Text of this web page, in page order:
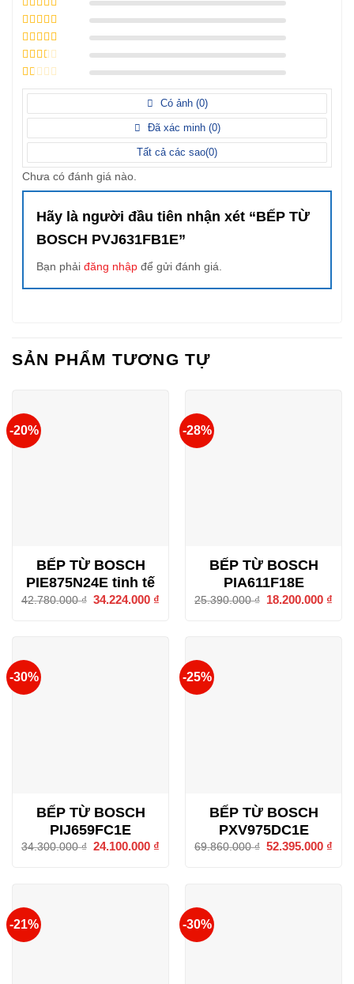
5 / 5 điểm
4 / 5 điểm
3 / 5
điểm
2 / 5
1/
điểm
Có ảnh (0)
Đã xác minh (0)
Tất cả các sao(0)
Chưa có đánh giá nào.
Hãy là người đầu tiên nhận xét “BẾP TỪ
BOSCH PVJ631FB1E”
Bạn phải đăng nhập để gửi đánh giá.
SẢN PHẨM TƯƠNG TỰ
-20%
BẾP TỪ BOSCH
PIE875N24E tinh tế
42.780.000₫ Giá
34.224.000 ₫
34.224.000 ₫.
-28%
BẾP TỪ BOSCH
PIA611F18E
25.390.000₫
Giá
18.200.000 ₫
-30%
BẾP TỪ BOSCH
PIJ659FC1E
34.300.000₫ Giá
24.100.000 ₫
24.100.000 ₫.
-25%
BẾP TỪ BOSCH
PXV975DC1E
69.860.000₫ Giá
52.395.000 ₫
-21% -30%